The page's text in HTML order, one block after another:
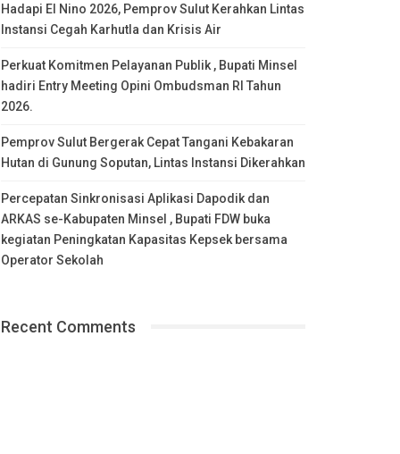
Hadapi El Nino 2026, Pemprov Sulut Kerahkan Lintas
Instansi Cegah Karhutla dan Krisis Air
Perkuat Komitmen Pelayanan Publik , Bupati Minsel
hadiri Entry Meeting Opini Ombudsman RI Tahun
2026.
Pemprov Sulut Bergerak Cepat Tangani Kebakaran
Hutan di Gunung Soputan, Lintas Instansi Dikerahkan
Percepatan Sinkronisasi Aplikasi Dapodik dan
ARKAS se-Kabupaten Minsel , Bupati FDW buka
kegiatan Peningkatan Kapasitas Kepsek bersama
Operator Sekolah
Recent Comments